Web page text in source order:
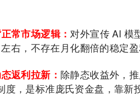
正常市场逻辑：对外宣传 AI 模
右，不存在月化翻倍的稳定盈
返利拉新： 除静态收益外，
，是标准庞氏资金盘，靠新